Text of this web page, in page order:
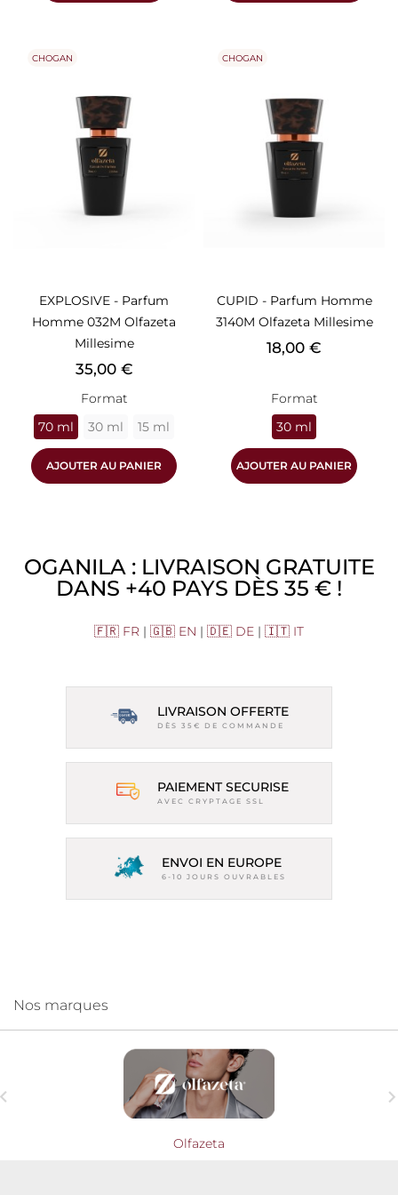
EXPLOSIVE - Parfum
Homme 032M Olfazeta
Millesime
Prix
35,00 €
Format
70 ml
30 ml 15 ml
AJOUTER AU PANIER
CHOGAN
CUPID - Parfum Homme
3140M Olfazeta Millesime
Prix
18,00 €
Format
30 ml
AJOUTER AU PANIER
CHOGAN
OGANILA : LIVRAISON GRATUITE
DANS +40 PAYS DÈS 35 € !
🇫🇷 FR | 🇬🇧 EN | 🇩🇪 DE | 🇮🇹 IT
LIVRAISON OFFERTE
DÈS 35€ DE COMMANDE
PAIEMENT SECURISE
AVEC CRYPTAGE SSL
ENVOI EN EUROPE
6-10 JOURS OUVRABLES
Nos marques
Olfazeta